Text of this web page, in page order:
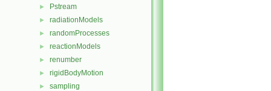
► Pstream
► radiationModels
► randomProcesses
► reactionModels
► renumber
► rigidBodyMotion
► sampling